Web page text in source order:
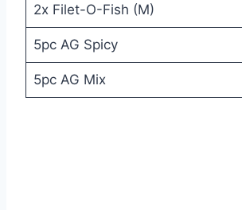
2x Filet-O-Fish (M)
5pc AG Spicy
5pc AG Mix